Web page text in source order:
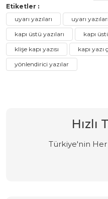
Etiketler :
uyarı yazıları
uyarı
kapı üstü yazıları
kapı
klişe kapı yazısı
kapı yazı
yönlendirici yazılar
Hızlı
Türkiye'nin Her